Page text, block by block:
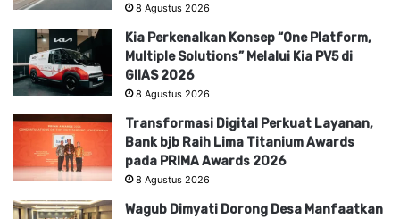
8 Agustus 2026
Kia Perkenalkan Konsep “One Platform,
Multiple Solutions” Melalui Kia PV5 di
GIIAS 2026
8 Agustus 2026
Transformasi Digital Perkuat Layanan,
Bank bjb Raih Lima Titanium Awards
pada PRIMA Awards 2026
8 Agustus 2026
Wagub Dimyati Dorong Desa Manfaatkan